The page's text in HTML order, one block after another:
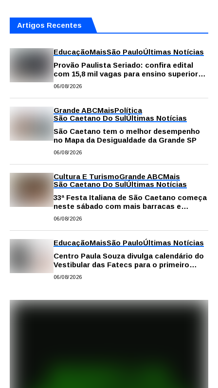
Artigos Recentes
EducaçãoMaisSão PauloÚltimas Notícias
Provão Paulista Seriado: confira edital
com 15,8 mil vagas para ensino superior
público
06/08/2026
Grande ABCMaisPolítica
São Caetano Do SulÚltimas Notícias
São Caetano tem o melhor desempenho
no Mapa da Desigualdade da Grande SP
06/08/2026
Cultura E TurismoGrande ABCMais
São Caetano Do SulÚltimas Notícias
33ª Festa Italiana de São Caetano começa
neste sábado com mais barracas e
novidades em decoração e atrações
06/08/2026
EducaçãoMaisSão PauloÚltimas Notícias
Centro Paula Souza divulga calendário do
Vestibular das Fatecs para o primeiro
semestre de 2027
06/08/2026